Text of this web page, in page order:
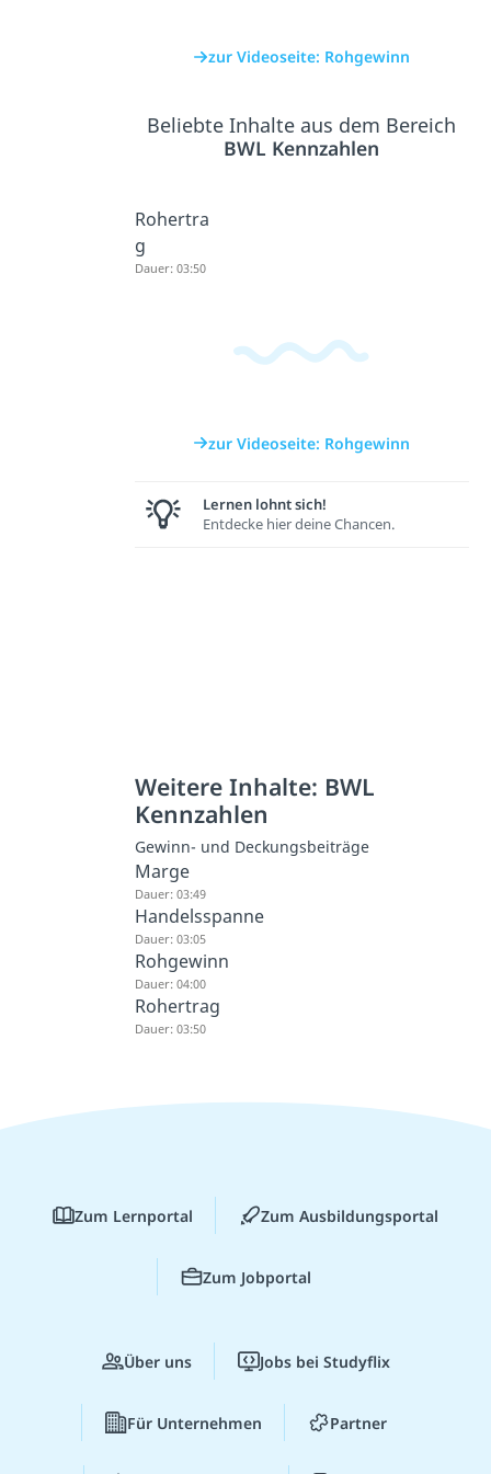
zur Videoseite: Rohgewinn
Beliebte Inhalte aus dem Bereich
BWL Kennzahlen
Rohertra
g
Dauer: 03:50
zur Videoseite: Rohgewinn
Lernen lohnt sich!
Entdecke hier deine Chancen.
Weitere Inhalte: BWL
Kennzahlen
Gewinn- und Deckungsbeiträge
Marge
Dauer: 03:49
Handelsspanne
Dauer: 03:05
Rohgewinn
Dauer: 04:00
Rohertrag
Dauer: 03:50
Zum Lernportal Zum Ausbildungsportal
Zum Jobportal
Über uns Jobs bei Studyflix
Für Unternehmen Partner